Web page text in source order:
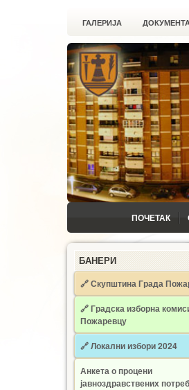
ГАЛЕРИЈА
ПОЧЕТАК
БАНЕРИ
🔗 Скупштина Града
🔗Градска изборна
Пожаревцу
🔗 Локални избори 2024
Анкета о процени
јавноздравствених